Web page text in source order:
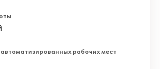
рабочих мест